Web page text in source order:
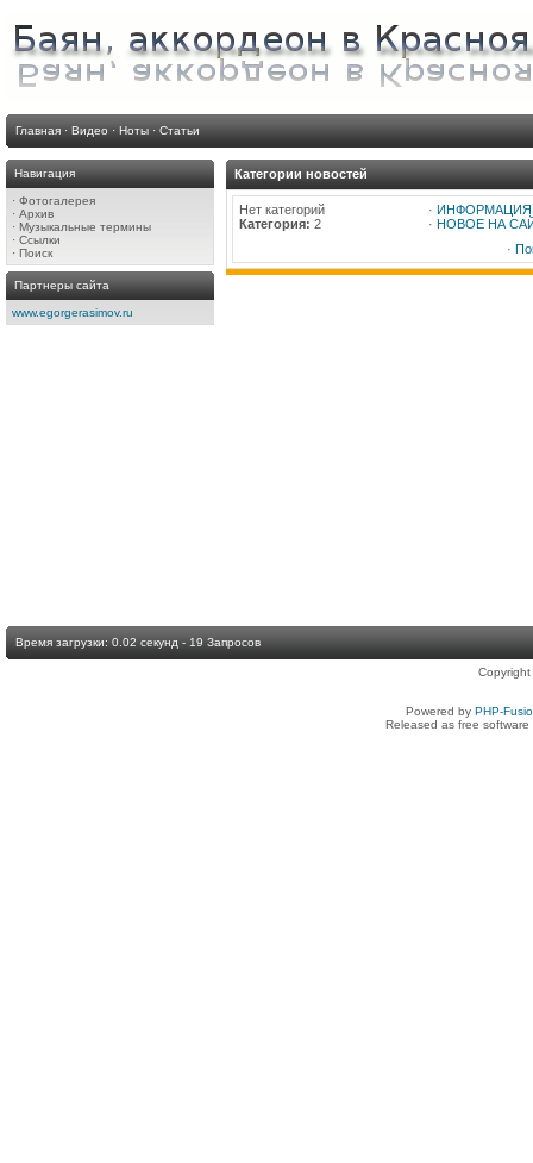
Главная · Видео · Ноты · Статьи
Навигация
· Фотогалерея
· Архив
· Музыкальные термины
· Ссылки
· Поиск
Партнеры сайта
www.egorgerasimov.ru
Категории новостей
Нет категорий
Категория: 2
· ИНФОРМАЦИЯ
· НОВОЕ НА
·
Время загрузки: 0.02 секунд - 19 Запросов
Powered by PHP-
Released as free